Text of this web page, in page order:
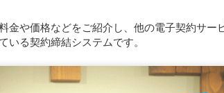
金や価格などをご紹介し、他の電子契約サー
る契約締結システムです。